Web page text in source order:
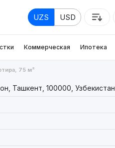
UZS USD
Коммерческая Ипотека
75 м²
Ташкент, 100000, Узбекистан